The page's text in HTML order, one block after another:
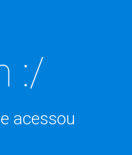
:/
acessou